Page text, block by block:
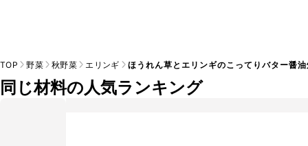
TOP 野菜 秋野菜 エリンギ ほうれん草とエリンギのこってりバター醤
同じ材料の人気ランキング